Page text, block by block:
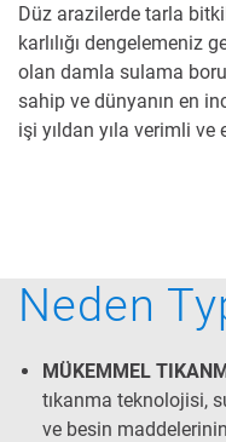
Düz arazilerde tarla
karlılığı dengelemeniz
olan damla sulama
sahip ve dünyanın en
işi yıldan yıla verimli ve
Neden
MÜKEMMEL
tıkanma teknolojisi,
ve besin